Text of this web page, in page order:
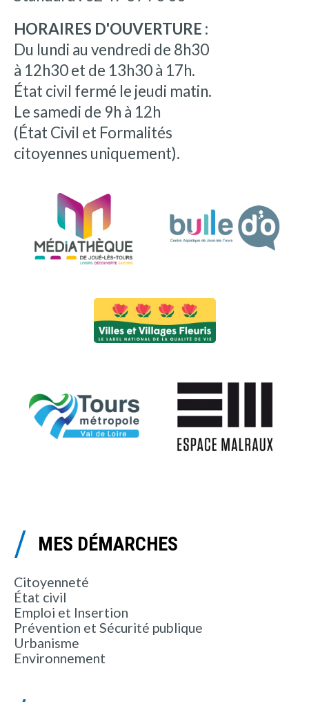
HORAIRES D'OUVERTURE :
Du lundi au vendredi de 8h30
à 12h30 et de 13h30 à 17h.
État civil fermé le jeudi matin.
Le samedi de 9h à 12h
(État Civil et Formalités
citoyennes uniquement).
MES DÉMARCHES
Citoyenneté
État civil
Emploi et Insertion
Prévention et Sécurité publique
Urbanisme
Environnement